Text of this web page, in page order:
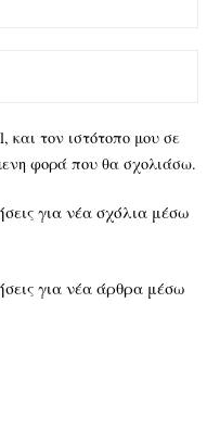
και τον ιστότοπο μου σε
φορά που θα σχολιάσω.
για νέα σχόλια μέσω
για νέα άρθρα μέσω